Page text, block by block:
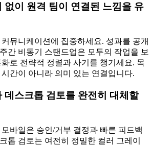
없이 원격 팀이 연결된 느낌을 유
뮤니케이션에 집중하세요. 성과를 공개
간 비동기 스탠드업은 모두의 작업을 보
로 전략적 정렬과 사기를 챙기세요. 목
간이 아니라 의미 있는 연결입니다.
데스크톱 검토를 완전히 대체할
바일은 승인/거부 결정과 빠른 피드백
톱 검토는 여전히 정밀한 컬러 그레이